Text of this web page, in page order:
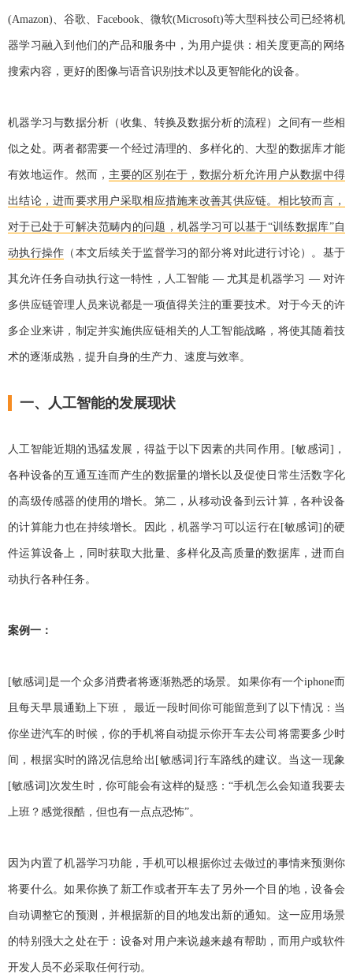
(Amazon)、谷歌、Facebook、微软(Microsoft)等大型科技公司已经将机
器学习融入到他们的产品和服务中，为用户提供：相关度更高的网络
搜索内容，更好的图像与语音识别技术以及更智能化的设备。
机器学习与数据分析（收集、转换及数据分析的流程）之间有一些相
似之处。两者都需要一个经过清理的、多样化的、大型的数据库才能
有效地运作。然而， 主要的区别在于，数据分析允许用户从数据中得
出结论，进而要求用户采取相应措施来改善其供应链。相比较而言，
对于已处于可解决范畴内的问题，机器学习可以基于“训练数据库”自
动执行操作 （本文后续关于监督学习的部分将对此进行讨论）。基于
其允许任务自动执行这一特性，人工智能 — 尤其是机器学习 — 对许
多供应链管理人员来说都是一项值得关注的重要技术。对于今天的许
多企业来讲，制定并实施供应链相关的人工智能战略，将使其随着技
术的逐渐成熟，提升自身的生产力、速度与效率。
一、人工智能的发展现状
人工智能近期的迅猛发展，得益于以下因素的共同作用。[敏感词]，
各种设备的互通互连而产生的数据量的增长以及促使日常生活数字化
的高级传感器的使用的增长。第二，从移动设备到云计算，各种设备
的计算能力也在持续增长。因此，机器学习可以运行在[敏感词]的硬
件运算设备上，同时获取大批量、多样化及高质量的数据库，进而自
动执行各种任务。
案例一：
[敏感词]是一个众多消费者将逐渐熟悉的场景。如果你有一个iphone而
且每天早晨通勤上下班， 最近一段时间你可能留意到了以下情况：当
你坐进汽车的时候，你的手机将自动提示你开车去公司将需要多少时
间，根据实时的路况信息给出[敏感词]行车路线的建议。当这一现象
[敏感词]次发生时，你可能会有这样的疑惑：“手机怎么会知道我要去
上班？感觉很酷，但也有一点点恐怖”。
因为内置了机器学习功能，手机可以根据你过去做过的事情来预测你
将要什么。如果你换了新工作或者开车去了另外一个目的地，设备会
自动调整它的预测，并根据新的目的地发出新的通知。这一应用场景
的特别强大之处在于：设备对用户来说越来越有帮助，而用户或软件
开发人员不必采取任何行动。